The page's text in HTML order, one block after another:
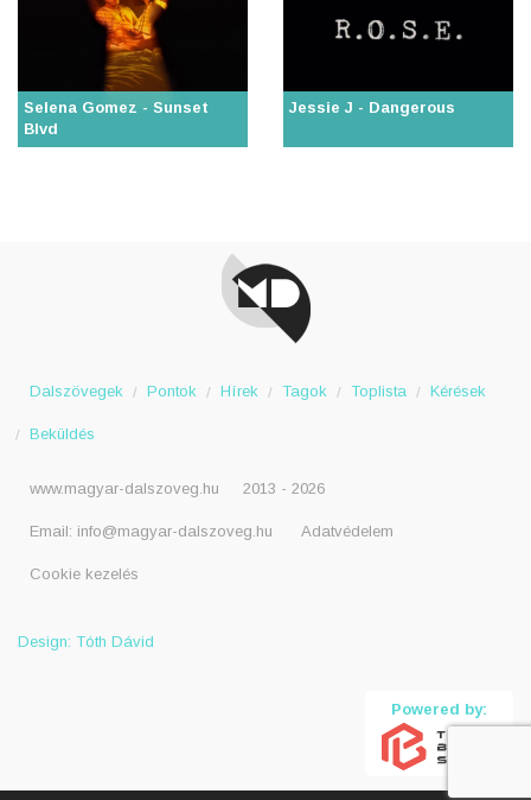
Selena Gomez - Sunset
Blvd
Jessie J - Dangerous
Dalszövegek Pontok Hírek Tagok Toplista Kérések
Beküldés
www.magyar-dalszoveg.hu 2013 - 2026
Email: info@magyar-dalszoveg.hu Adatvédelem
Cookie kezelés
Design: Tóth Dávid
Powered by: